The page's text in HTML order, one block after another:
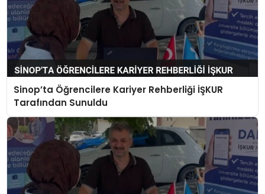
Sinop’ta Öğrencilere Kariyer Rehberliği İŞKUR
Tarafından Sunuldu